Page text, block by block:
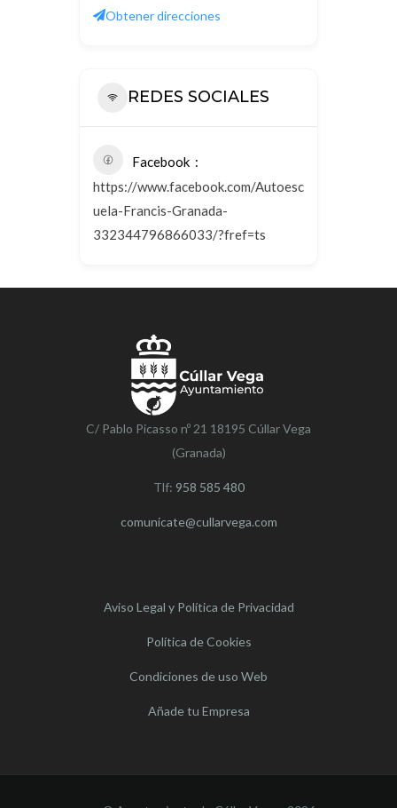
Obtener direcciones
REDES SOCIALES
Facebook
https://www.facebook.com/Autoesc
uela-Francis-Granada-
332344796866033/?fref=ts
C/ Pablo Picasso nº 21 18195 Cúllar Vega
(Granada)
Tlf: 958 585 480
comunicate@cullarvega.com
Aviso Legal y Política de Privacidad
Política de Cookies
Condiciones de uso Web
Añade tu Empresa